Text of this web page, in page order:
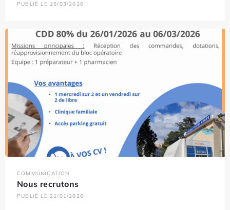
PUBLIÉ LE 25/03/2026
COMMUNICATION
Nous recrutons
PUBLIÉ LE 21/01/2026